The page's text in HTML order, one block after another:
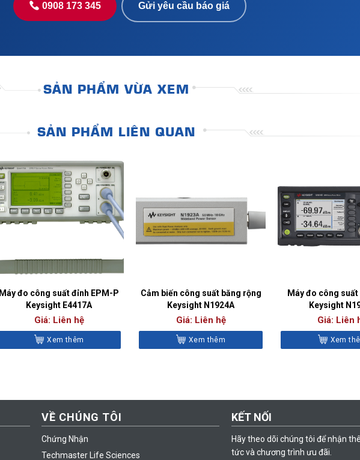
0908 173 345 Gửi yêu cầu báo giá
SẢN PHẨM VỪA XEM
SẢN PHẨM LIÊN QUAN
Máy đo công suất đỉnh EPM-P
Keysight E4417A
Giá: Liên hệ
Xem thêm
Cảm biến công suất băng rộng
Keysight N1924A
Giá: Liên hệ
Xem thêm
Máy đo công suất
Keysight
Giá: Liên
Xem
VỀ CHÚNG TÔI
Chứng Nhận
Techmaster Life Sciences
KẾT NỐI
Hãy theo dõi chúng tôi để nhận
tức và chương trình ưu đãi.